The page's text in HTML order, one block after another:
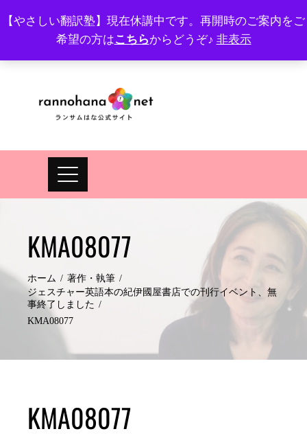
【やさしい翻訳塾】現在休講中です。再開時のご案内をご
希望の方はこちらからどうぞ♪ 非表示
プロフィール FAQ Site map JA EN
KMA08077
ホーム
著作・執筆
ジェスチャー英語本の紀伊國屋書店での刊行イベント、無
事終了しました
KMA08077
KMA08077